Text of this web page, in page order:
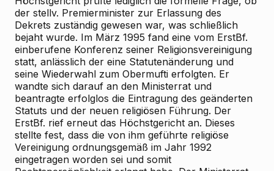
der stellv. Premierminister zur Erlassung des
Dekrets zuständig gewesen war, was schließlich
bejaht wurde. Im März 1995 fand eine vom ErstBf.
einberufene Konferenz seiner Religionsvereinigung
statt, anlässlich der eine Statutenänderung und
seine Wiederwahl zum Obermufti erfolgten. Er
wandte sich darauf an den Ministerrat und
beantragte erfolglos die Eintragung des geänderten
Statuts und der neuen religiösen Führung. Der
ErstBf. rief erneut das Höchstgericht an. Dieses
stellte fest, dass die von ihm geführte religiöse
Vereinigung ordnungsgemäß im Jahr 1992
eingetragen worden sei und somit